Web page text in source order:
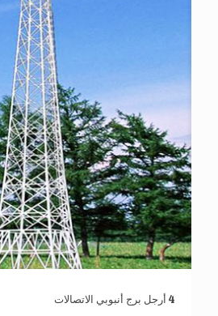
4 أرجل برج أنبوبي الاتصالات